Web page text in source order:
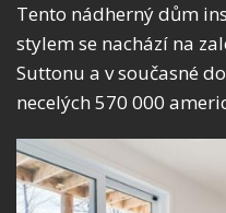
Tento nádherný dům
stylem se nachází na
Suttonu a v současné
necelých 570 000